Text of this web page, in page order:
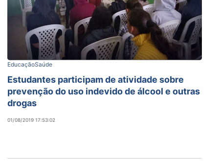
EducaçãoSaúde
Estudantes participam de atividade sobre
prevenção do uso indevido de álcool e outras
drogas
01/08/2019 17:53:02